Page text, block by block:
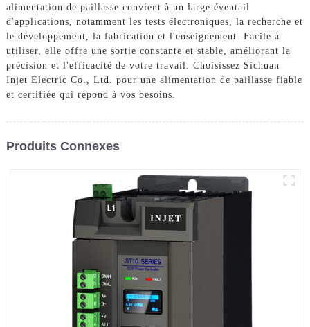
alimentation de paillasse convient à un large éventail
d'applications, notamment les tests électroniques, la recherche et
le développement, la fabrication et l'enseignement. Facile à
utiliser, elle offre une sortie constante et stable, améliorant la
précision et l'efficacité de votre travail. Choisissez Sichuan
Injet Electric Co., Ltd. pour une alimentation de paillasse fiable
et certifiée qui répond à vos besoins.
Produits Connexes